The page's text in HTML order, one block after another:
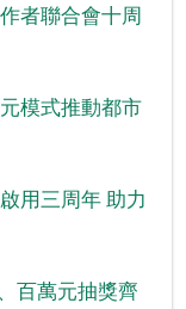
者聯合會十周
模式推動都市
用三周年 助力
百萬元抽獎齊